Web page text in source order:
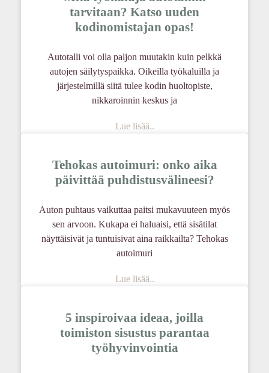
tarvitaan? Katso uuden
kodinomistajan opas!
Autotalli voi olla paljon muutakin kuin pelkkä
autojen säilytyspaikka. Oikeilla työkaluilla ja
järjestelmillä siitä tulee kodin huoltopiste,
nikkaroinnin keskus ja
Lue lisää..
Tehokas autoimuri: onko aika
päivittää puhdistusvälineesi?
Auton puhtaus vaikuttaa paitsi mukavuuteen myös
sen arvoon. Kukapa ei haluaisi, että sisätilat
näyttäisivät ja tuntuisivat aina raikkailta? Tehokas
autoimuri
Lue lisää..
5 inspiroivaa ideaa, joilla
toimiston sisustus parantaa
työhyvinvointia